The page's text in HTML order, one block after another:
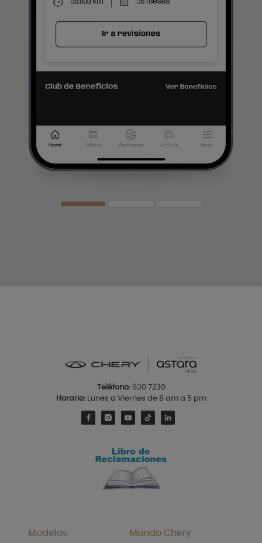
Teléfono:630 7230
Horario:Lunes a Viernes de 8 am a 5 pm
Modelos Mundo Chery